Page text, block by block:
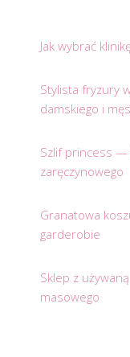
Jak wybrać
Stylista fryzury
damskiego i
Szlif princess —
zaręczynowego
Granatowa
garderobie
Sklep z
masowego